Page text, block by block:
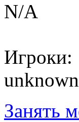
N/A
Игроки:
unknown
Занять